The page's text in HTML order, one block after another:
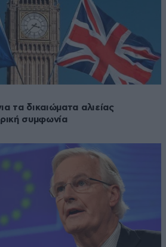
τα δικαιώματα αλιείας
συμφωνία